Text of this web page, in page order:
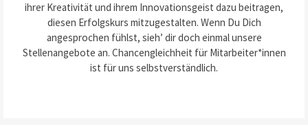
ihrer Kreativität und ihrem Innovationsgeist dazu beitragen,
diesen Erfolgskurs mitzugestalten. Wenn Du Dich
angesprochen fühlst, sieh’ dir doch einmal unsere
Stellenangebote an. Chancengleichheit für Mitarbeiter*innen
ist für uns selbstverständlich.